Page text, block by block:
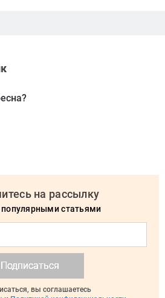
на рассылку
статьями
Подписаться
вы соглашаетесь